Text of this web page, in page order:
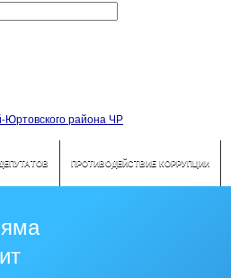
ПРОТИВОДЕЙСТВИЕ КОРРУПЦИИ